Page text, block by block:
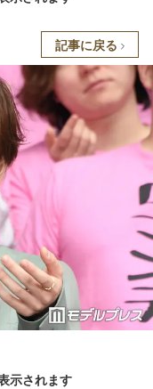
記事に戻る
示されます